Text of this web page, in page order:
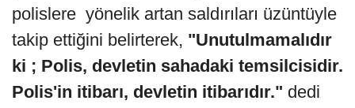
polislere yönelik artan saldırıları üzüntüyle
takip ettiğini belirterek, "Unutulmamalıdır
ki ; Polis, devletin sahadaki temsilcisidir.
Polis'in itibarı, devletin itibarıdır." dedi